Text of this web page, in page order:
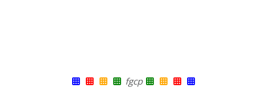
fgcp